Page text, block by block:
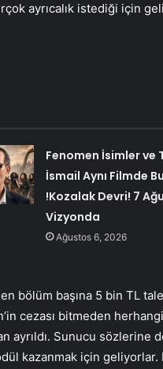
ayrıcalık istediği için
Fenomen İsimler ve
İsmail Aynı Filmde
!Kozalak Devri! 7
Vizyonda
Ağustos 6, 2026
bölüm başına 5 bin TL
cezası bitmeden
ayrıldı. Sunucu sözlerine
kazanmak için geliyorlar.